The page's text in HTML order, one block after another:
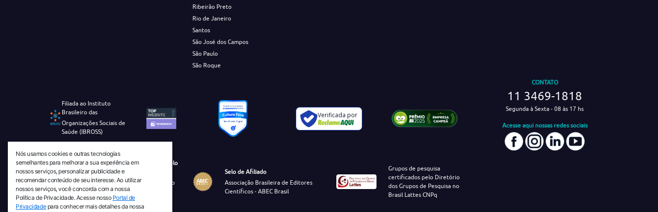
Ribeirão Preto
Rio de Janeiro
Santos
São José dos Campos
São Paulo
São Roque
Filiada ao Instituto
Brasileiro das
Organizações Sociais de
Saúde (IBROSS)
Verificada por
CONTATO
11 3469-1818
Segunda à Sexta - 08 às 17 hs
Acesse aqui nossas redes sociais
Revista Tecnico-Cientifica CEJAM Selo
Diamante de Ciência Aberta
Diretório Migulim Instituto Brasileiro
de Informação em Ciência e
Tecnologia - IBICT
Selo de Afiliado
Associação Brasileira de Editores
Científicos - ABEC Brasil
Grupos de pesquisa
certificados pelo Diretório
dos Grupos de Pesquisa no
Brasil Lattes CNPq
Nós usamos cookies e outras tecnologias
semelhantes para melhorar a sua experiência em
nossos serviços, personalizar publicidade e
recomendar conteúdo de seu interesse. Ao utilizar
nossos serviços, você concorda com a nossa
Política de Privacidade. Acesse nosso Portal de
Privacidadepara conhecer mais detalhes da nossa